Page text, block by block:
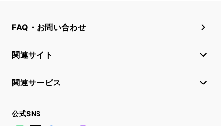
FAQ・お問い合わせ
関連サイト
関連サービス
公式SNS